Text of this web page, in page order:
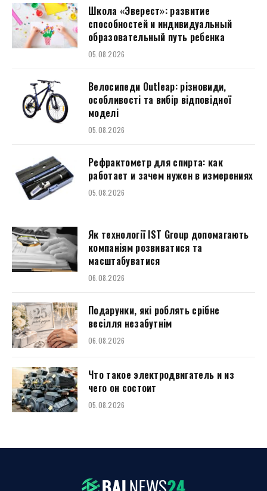
Школа «Эверест»: развитие
способностей и индивидуальный
образовательный путь ребенка
05.08.2026
Велосипеди Outleap: різновиди,
особливості та вибір відповідної
моделі
05.08.2026
Рефрактометр для спирта: как
работает и зачем нужен в измерениях
05.08.2026
Як технології IST Group допомагають
компаніям розвиватися та
масштабуватися
06.08.2026
Подарунки, які роблять срібне
весілля незабутнім
06.08.2026
Что такое электродвигатель и из
чего он состоит
05.08.2026